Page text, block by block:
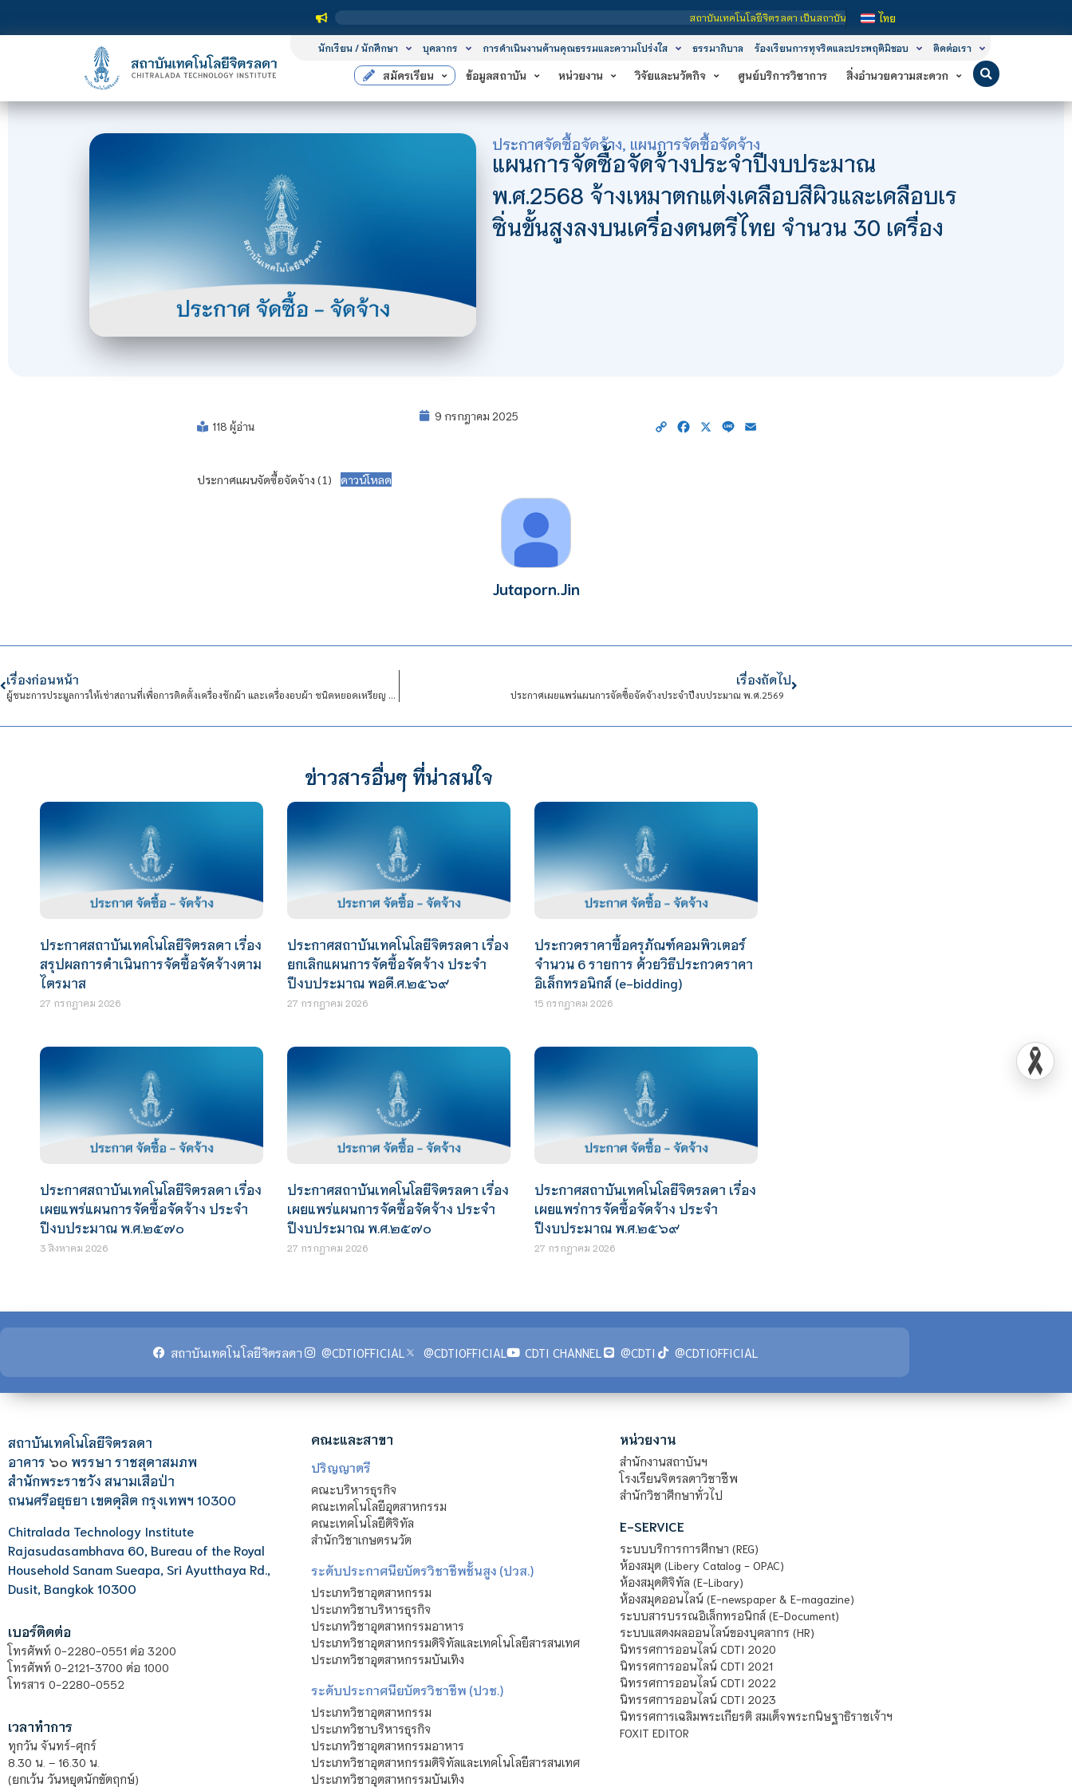
สถาบันเทคโนโลยีจิตรลดา เป็นสถาบันอุดมศึกษาในกำกับของรัฐ เปิดหลักสูตรการเรียนการสอน 3
ไทย
นักเรียน / นักศึกษา บุคลากร การดำเนินงานด้านคุณธรรมและความโปร่งใส ธรรมาภิบาล ร้องเรียนการทุจริตและประพฤติมิชอบ ติดต่อเรา
สมัครเรียน ข้อมูลสถาบัน หน่วยงาน วิจัยและนวัตกิจ ศูนย์บริการวิชาการ สิ่งอำนวยความสะดวก
ประกาศจัดซื้อจัดจ้าง, แผนการจัดซื้อจัดจ้าง
แผนการจัดซื้อจัดจ้างประจำปีงบประมาณ
พ.ศ.2568 จ้างเหมาตกแต่งเคลือบสีผิวและเคลือบเร
ซิ่นขั้นสูงลงบนเครื่องดนตรีไทย จำนวน 30 เครื่อง
118 ผู้อ่าน
9 กรกฎาคม 2025
Copy Facebook
X Line
ประกาศแผนจัดซื้อจัดจ้าง (1) ดาวน์โหลด
Jutaporn.Jin
เรื่องก่อนหน้า
ผู้ชนะการประมูลการให้เช่าสถานที่เพื่อการติดตั้งเครื่องชักผ้า และเครื่องอบผ้า ชนิดหยอดเหรียญ ของหอพักนักเรียนนักศึกษา สถาบันเทคโนโลยีจิตรลดา
เรื่องถัดไป
ประกาศเผยแพร่แผนการจัดซื้อจัดจ้างประจำปีงบประมาณ พ.ศ.2569
ข่าวสารอื่นๆ ที่น่าสนใจ
ประกาศสถาบันเทคโนโลยีจิตรลดา เรื่อง
สรุปผลการดำเนินการจัดซื้อจัดจ้างตาม
ไตรมาส
27 กรกฎาคม 2026
ประกาศสถาบันเทคโนโลยีจิตรลดา เรื่อง
ยกเลิกแผนการจัดซื้อจัดจ้าง ประจำ
ปีงบประมาณ พอดี.ศ.๒๕๖๙
27 กรกฎาคม 2026
ประกวดราคาซื้อครุภัณฑ์คอมพิวเตอร์
จำนวน 6 รายการ ด้วยวิธีประกวดราคา
อิเล็กทรอนิกส์ (e-bidding)
15 กรกฎาคม 2026
ประกาศสถาบันเทคโนโลยีจิตรลดา เรื่อง
เผยแพร่แผนการจัดซื้อจัดจ้าง ประจำ
ปีงบประมาณ พ.ศ.๒๕๗๐
3 สิงหาคม 2026
ประกาศสถาบันเทคโนโลยีจิตรลดา เรื่อง
เผยแพร่แผนการจัดซื้อจัดจ้าง ประจำ
ปีงบประมาณ พ.ศ.๒๕๗๐
27 กรกฎาคม 2026
ประกาศสถาบันเทคโนโลยีจิตรลดา เรื่อง
เผยแพร่การจัดซื้อจัดจ้าง ประจำ
ปีงบประมาณ พ.ศ.๒๕๖๙
27 กรกฎาคม 2026
สถาบันเทคโนโลยีจิตรลดา @CDTIOFFICIAL @CDTIOFFICIAL CDTI CHANNEL @CDTI @CDTIOFFICIAL
สถาบันเทคโนโลยีจิตรลดา
อาคาร ๖๐ พรรษา ราชสุดาสมภพ
สำนักพระราชวัง สนามเสือป่า
ถนนศรีอยุธยา เขตดุสิต กรุงเทพฯ 10300
Chitralada Technology Institute
Rajasudasambhava 60, Bureau of the Royal
Household Sanam Sueapa, Sri Ayutthaya Rd.,
Dusit, Bangkok 10300
เบอร์ติดต่อ
โทรศัพท์ 0-2280-0551 ต่อ 3200
โทรศัพท์ 0-2121-3700 ต่อ 1000
โทรสาร 0-2280-0552
เวลาทำการ
ทุกวัน จันทร์-ศุกร์
8.30 น. – 16.30 น.
(ยกเว้น วันหยุดนักขัตฤกษ์)
คณะและสาขา
ปริญญาตรี
คณะบริหารธุรกิจ
คณะเทคโนโลยีอุตสาหกรรม
คณะเทคโนโลยีดิจิทัล
สำนักวิชาเกษตรนวัต
ระดับประกาศนียบัตรวิชาชีพชั้นสูง (ปวส.)
ประเภทวิชาอุตสาหกรรม
ประเภทวิชาบริหารธุรกิจ
ประเภทวิชาอุตสาหกรรมอาหาร
ประเภทวิชาอุตสาหกรรมดิจิทัลและเทคโนโลยีสารสนเทศ
ประเภทวิชาอุตสาหกรรมบันเทิง
ระดับประกาศนียบัตรวิชาชีพ (ปวช.)
ประเภทวิชาอุตสาหกรรม
ประเภทวิชาบริหารธุรกิจ
ประเภทวิชาอุตสาหกรรมอาหาร
ประเภทวิชาอุตสาหกรรมดิจิทัลและเทคโนโลยีสารสนเทศ
ประเภทวิชาอุตสาหกรรมบันเทิง
หน่วยงาน
สำนักงานสถาบันฯ
โรงเรียนจิตรลดาวิชาชีพ
สำนักวิชาศึกษาทั่วไป
E-SERVICE
ระบบบริการการศึกษา (REG)
ห้องสมุด (Libery Catalog - OPAC)
ห้องสมุดดิจิทัล (E-Libary)
ห้องสมุดออนไลน์ (E-newspaper & E-magazine)
ระบบสารบรรณอิเล็กทรอนิกส์ (E-Document)
ระบบแสดงผลออนไลน์ของบุคลากร (HR)
นิทรรศการออนไลน์ CDTI 2020
นิทรรศการออนไลน์ CDTI 2021
นิทรรศการออนไลน์ CDTI 2022
นิทรรศการออนไลน์ CDTI 2023
นิทรรศการเฉลิมพระเกียรติ สมเด็จพระกนิษฐาธิราชเจ้าฯ
FOXIT EDITOR